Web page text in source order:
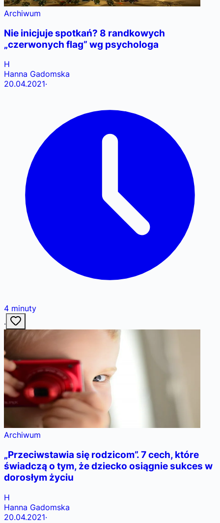
Archiwum
Nie inicjuje spotkań? 8 randkowych
„czerwonych flag” wg psychologa
H
Hanna Gadomska
20.04.2021·
4 minuty
·
Archiwum
„Przeciwstawia się rodzicom”. 7 cech, które
świadczą o tym, że dziecko osiągnie sukces w
dorosłym życiu
H
Hanna Gadomska
20.04.2021·